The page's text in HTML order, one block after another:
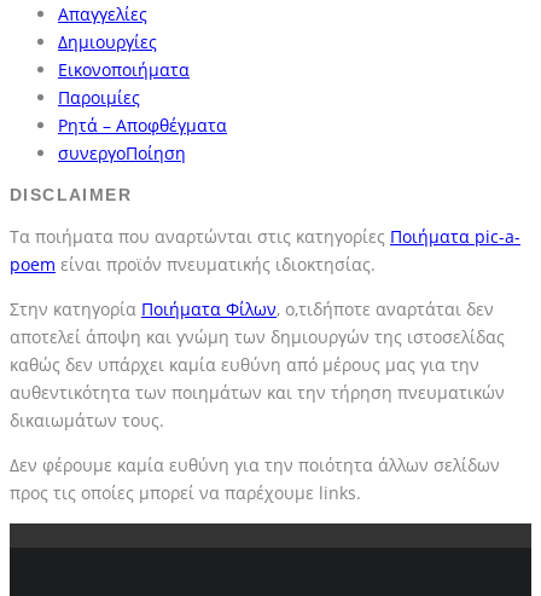
Απαγγελίες
Δημιουργίες
Εικονοποιήματα
Παροιμίες
Ρητά – Αποφθέγματα
συνεργοΠοίηση
DISCLAIMER
Τα ποιήματα που αναρτώνται στις κατηγορίες Ποιήματα pic-a-
poem είναι προϊόν πνευματικής ιδιοκτησίας.
Στην κατηγορία Ποιήματα Φίλων, ο,τιδήποτε αναρτάται δεν
αποτελεί άποψη και γνώμη των δημιουργών της ιστοσελίδας
καθώς δεν υπάρχει καμία ευθύνη από μέρους μας για την
αυθεντικότητα των ποιημάτων και την τήρηση πνευματικών
δικαιωμάτων τους.
Δεν φέρουμε καμία ευθύνη για την ποιότητα άλλων σελίδων
προς τις οποίες μπορεί να παρέχουμε links.